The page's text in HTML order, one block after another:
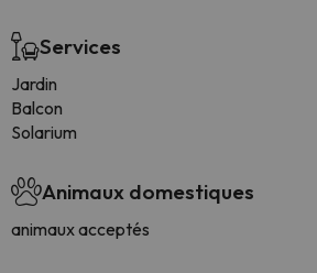
Services
Jardin
Balcon
Solarium
Animaux domestiques
animaux acceptés